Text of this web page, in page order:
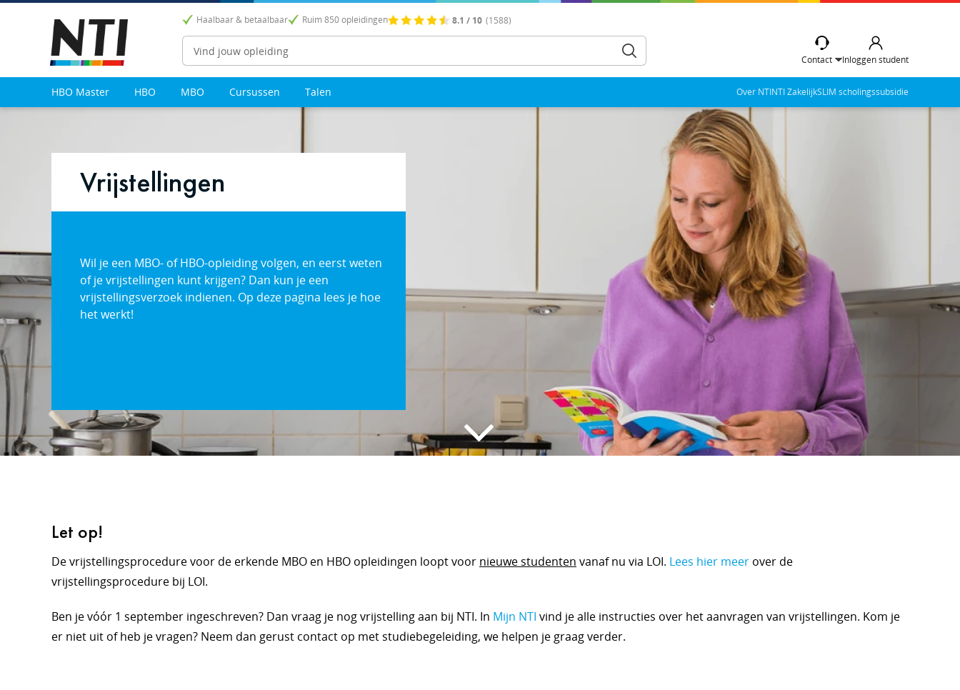
Haalbaar & betaalbaar Ruim 850 opleidingen 8.1 / 10 (1588)
Zoeken
Contact Inloggen student
HBO Master HBO MBO Cursussen Talen Over NTINTI ZakelijkSLIM scholingssubsidie
Vrijstellingen
Wil je een MBO- of HBO-opleiding volgen, en eerst weten
of je vrijstellingen kunt krijgen? Dan kun je een
vrijstellingsverzoek indienen. Op deze pagina lees je hoe
het werkt!
Let op!
De vrijstellingsprocedure voor de erkende MBO en HBO opleidingen loopt voor nieuwe studenten vanaf nu via LOI. Lees hier meer over de
vrijstellingsprocedure bij LOI.
Ben je vóór 1 september ingeschreven? Dan vraag je nog vrijstelling aan bij NTI. In Mijn NTI vind je alle instructies over het aanvragen van vrijstellingen. Kom je
er niet uit of heb je vragen? Neem dan gerust contact op met studiebegeleiding, we helpen je graag verder.